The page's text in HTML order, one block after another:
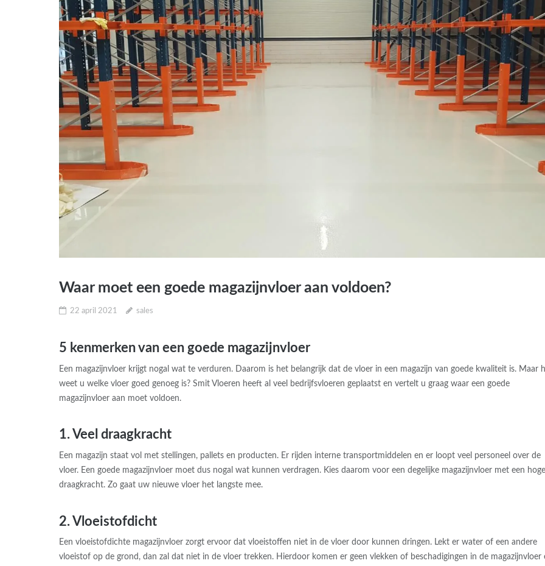
Waar moet een goede magazijnvloer aan voldoen?
22 april 2021 sales
5 kenmerken van een goede magazijnvloer
Een magazijnvloer krijgt nogal wat te verduren. Daarom is het belangrijk dat de vloer in een magazijn van goede kwaliteit is. Maar
weet u welke vloer goed genoeg is? Smit Vloeren heeft al veel bedrijfsvloeren geplaatst en vertelt u graag waar een goede
magazijnvloer aan moet voldoen.
1. Veel draagkracht
Een magazijn staat vol met stellingen, pallets en producten. Er rijden interne transportmiddelen en er loopt veel personeel over de
vloer. Een goede magazijnvloer moet dus nogal wat kunnen verdragen. Kies daarom voor een degelijke magazijnvloer met een hoge
draagkracht. Zo gaat uw nieuwe vloer het langste mee.
2. Vloeistofdicht
Een vloeistofdichte magazijnvloer zorgt ervoor dat vloeistoffen niet in de vloer door kunnen dringen. Lekt er water of een andere
vloeistof op de grond, dan zal dat niet in de vloer trekken. Hierdoor komen er geen vlekken of beschadigingen in de magazijnvloer